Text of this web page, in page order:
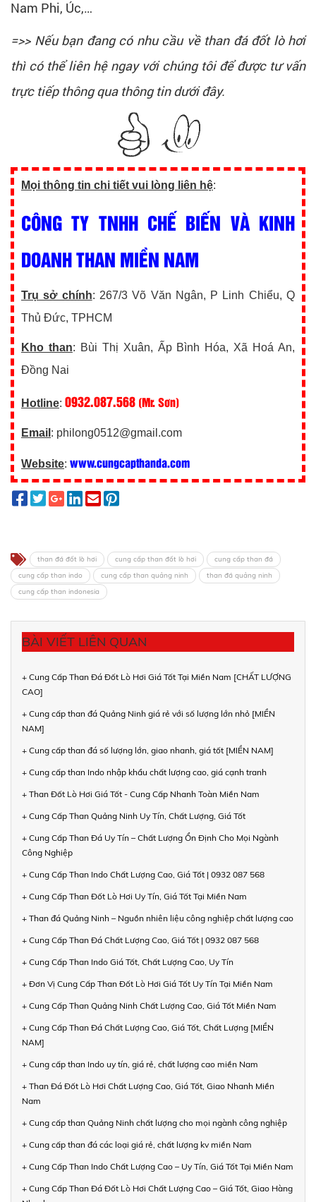
Nam Phi, Úc,…
=>> Nếu bạn đang có nhu cầu về than đá đốt lò hơi
thì có thể liên hệ ngay với chúng tôi để được tư vấn
trực tiếp thông qua thông tin dưới đây.
Mọi thông tin chi tiết vui lòng liên hệ:
CÔNG TY TNHH CHẾ BIẾN VÀ KINH
DOANH THAN MIỀN NAM
Trụ sở chính: 267/3 Võ Văn Ngân, P Linh Chiểu, Q
Thủ Đức, TPHCM
Kho than: Bùi Thị Xuân, Ấp Bình Hóa, Xã Hoá An,
Đồng Nai
Hotline: 0932.087.568 (Mr. Sơn)
Email : philong0512@gmail.com
Website: www.cungcapthanda.com
than đá đốt lò hơi cung cấp than đốt lò hơi
cung cấp than đá
cung cấp than indo
cung cấp than quảng ninh
than đá quảng ninh
cung cấp than indonesia
BÀI VIẾT LIÊN QUAN
+ Cung Cấp Than Đá Đốt Lò Hơi Giá Tốt Tại Miền Nam [CHẤT LƯỢNG
CAO]
+ Cung cấp than đá Quảng Ninh giá rẻ với số lượng lớn nhỏ [MIỀN
NAM]
+ Cung cấp than đá số lượng lớn, giao nhanh, giá tốt [MIỀN NAM]
+ Cung cấp than Indo nhập khẩu chất lượng cao, giá cạnh tranh
+ Than Đốt Lò Hơi Giá Tốt - Cung Cấp Nhanh Toàn Miền Nam
+ Cung Cấp Than Quảng Ninh Uy Tín, Chất Lượng, Giá Tốt
+ Cung Cấp Than Đá Uy Tín – Chất Lượng Ổn Định Cho Mọi Ngành
Công Nghiệp
+ Cung Cấp Than Indo Chất Lượng Cao, Giá Tốt | 0932 087 568
+ Cung Cấp Than Đốt Lò Hơi Uy Tín, Giá Tốt Tại Miền Nam
+ Than đá Quảng Ninh – Nguồn nhiên liệu công nghiệp chất lượng cao
+ Cung Cấp Than Đá Chất Lượng Cao, Giá Tốt | 0932 087 568
+ Cung Cấp Than Indo Giá Tốt, Chất Lượng Cao, Uy Tín
+ Đơn Vị Cung Cấp Than Đốt Lò Hơi Giá Tốt Uy Tín Tại Miền Nam
+ Cung Cấp Than Quảng Ninh Chất Lượng Cao, Giá Tốt Miền Nam
+ Cung Cấp Than Đá Chất Lượng Cao, Giá Tốt, Chất Lượng [MIỀN
NAM]
+ Cung cấp than Indo uy tín, giá rẻ, chất lượng cao miền Nam
+ Than Đá Đốt Lò Hơi Chất Lượng Cao, Giá Tốt, Giao Nhanh Miền
Nam
+ Cung cấp than Quảng Ninh chất lượng cho mọi ngành công nghiệp
+ Cung cấp than đá các loại giá rẻ, chất lượng kv miền Nam
+ Cung Cấp Than Indo Chất Lượng Cao – Uy Tín, Giá Tốt Tại Miền Nam
+ Cung Cấp Than Đá Đốt Lò Hơi Chất Lượng Cao – Giá Tốt, Giao Hàng